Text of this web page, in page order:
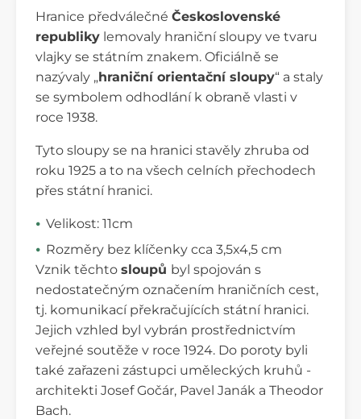
Hranice předválečné Československé
republiky lemovaly hraniční sloupy ve tvaru
vlajky se státním znakem. Oficiálně se
nazývaly „hraniční orientační sloupy“ a staly
se symbolem odhodlání k obraně vlasti v
roce 1938.
Tyto sloupy se na hranici stavěly zhruba od
roku 1925 a to na všech celních přechodech
přes státní hranici.
Velikost: 11cm
Rozměry bez klíčenky cca 3,5x4,5 cm
Vznik těchto sloupů byl spojován s
nedostatečným označením hraničních cest,
tj. komunikací překračujících státní hranici.
Jejich vzhled byl vybrán prostřednictvím
veřejné soutěže v roce 1924. Do poroty byli
také zařazeni zástupci uměleckých kruhů -
architekti Josef Gočár, Pavel Janák a Theodor
Bach.